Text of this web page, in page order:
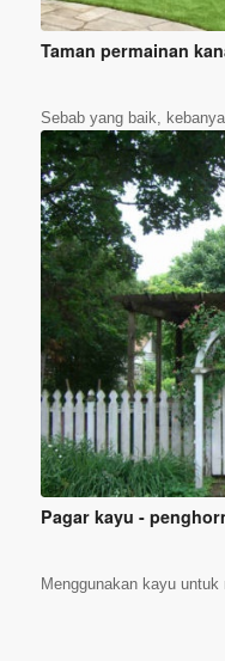
Taman permainan
Sebab yang baik,
Pagar kayu -
Menggunakan kayu untuk